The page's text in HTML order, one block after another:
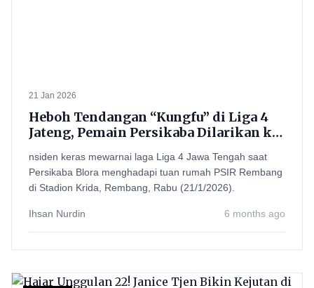
21 Jan 2026
Heboh Tendangan “Kungfu” di Liga 4
Jateng, Pemain Persikaba Dilarikan ke
nsiden keras mewarnai laga Liga 4 Jawa Tengah saat
Persikaba Blora menghadapi tuan rumah PSIR Rembang
di Stadion Krida, Rembang, Rabu (21/1/2026).
Ihsan Nurdin 6 months ago